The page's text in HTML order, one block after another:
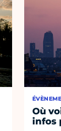
Où
infos